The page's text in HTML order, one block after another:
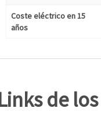
Coste eléctrico en 15
años
de